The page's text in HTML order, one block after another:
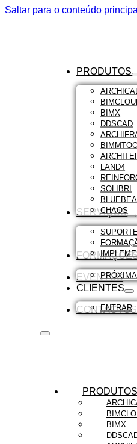
Saltar para o conteúdo principal
PRODUTOS
BIMX
DDSCAD
LAND4
SOLIBRI
CHAOS
SERVIÇOS
SUPORTE
EVENTOS
CLIENTES
ENTRAR
CONTACTOS
PRODUTOS
BIMX